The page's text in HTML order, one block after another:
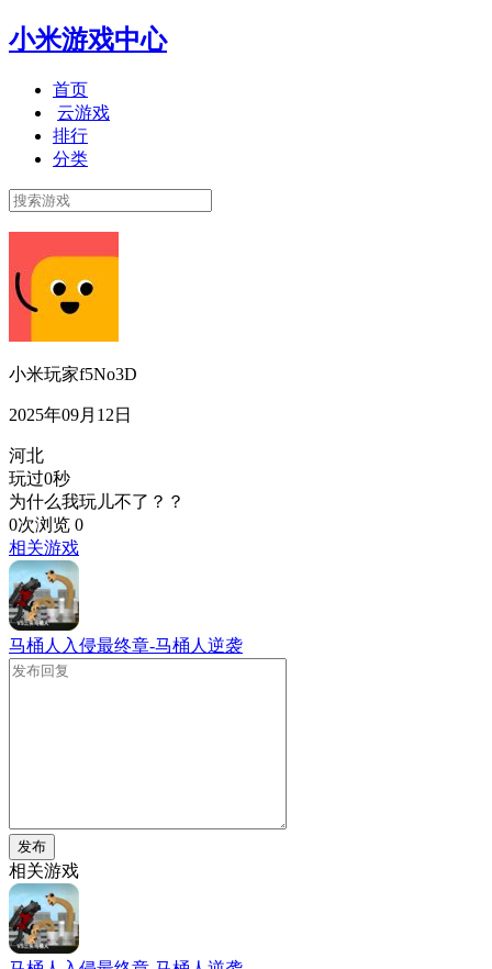
小米游戏中心
首页
云游戏
排行
分类
小米玩家f5No3D
2025年09月12日
河北
玩过0秒
为什么我玩儿不了？？
0次浏览 0
相关游戏
马桶人入侵最终章-马桶人逆袭
发布
相关游戏